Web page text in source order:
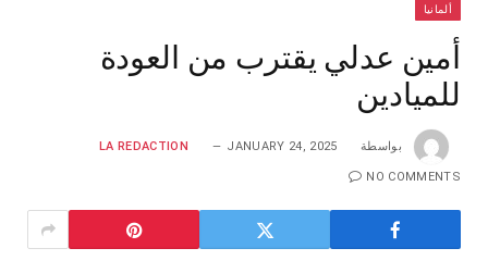
ألمانيا
أمين عدلي يقترب من العودة
للميادين
بواسطة LA REDACTION JANUARY 24, 2025
NO COMMENTS